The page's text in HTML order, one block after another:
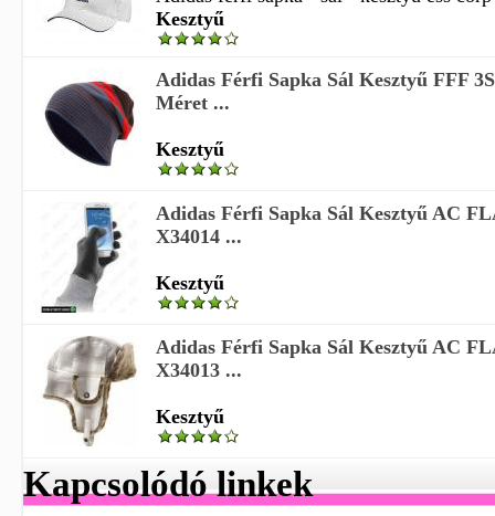
Kesztyű
Adidas Férfi Sapka Sál Kesztyű FFF
Méret ...
Kesztyű
Adidas Férfi Sapka Sál Kesztyű AC
X34014 ...
Kesztyű
Adidas Férfi Sapka Sál Kesztyű AC
X34013 ...
Kesztyű
Kapcsolódó linkek